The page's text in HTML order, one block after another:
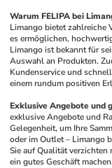
Warum FELIPA bei
Limango bietet zahlreiche
es ermöglichen,
Limango ist bekannt für
Auswahl an Produkten.
Kundenservice und
einem rundum positiven
Exklusive Angebote und
exklusive Angebote und
Gelegenheit, um Ihre
oder im Outlet – Limango
Sie auf Qualität verzichten
ein gutes Geschäft